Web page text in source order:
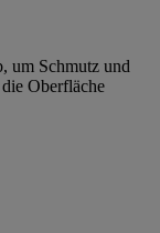
um Schmutz und
Oberfläche